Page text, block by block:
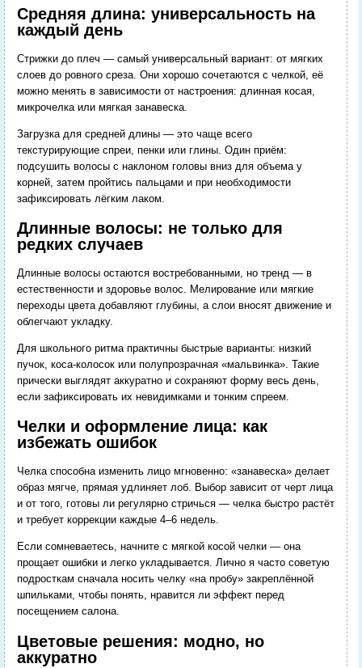
Средняя длина: универсальность на
каждый день
Стрижки до плеч — самый универсальный вариант: от мягких
слоев до ровного среза. Они хорошо сочетаются с челкой, её
можно менять в зависимости от настроения: длинная косая,
микрочелка или мягкая занавеска.
Загрузка для средней длины — это чаще всего
текстурирующие спреи, пенки или глины. Один приём:
подсушить волосы с наклоном головы вниз для объема у
корней, затем пройтись пальцами и при необходимости
зафиксировать лёгким лаком.
Длинные волосы: не только для
редких случаев
Длинные волосы остаются востребованными, но тренд — в
естественности и здоровье волос. Мелирование или мягкие
переходы цвета добавляют глубины, а слои вносят движение и
облегчают укладку.
Для школьного ритма практичны быстрые варианты: низкий
пучок, коса-колосок или полупрозрачная «мальвинка». Такие
прически выглядят аккуратно и сохраняют форму весь день,
если зафиксировать их невидимками и тонким спреем.
Челки и оформление лица: как
избежать ошибок
Челка способна изменить лицо мгновенно: «занавеска» делает
образ мягче, прямая удлиняет лоб. Выбор зависит от черт лица
и от того, готовы ли регулярно стричься — челка быстро растёт
и требует коррекции каждые 4–6 недель.
Если сомневаетесь, начните с мягкой косой челки — она
прощает ошибки и легко укладывается. Лично я часто советую
подросткам сначала носить челку «на пробу» закреплённой
шпильками, чтобы понять, нравится ли эффект перед
посещением салона.
Цветовые решения: модно, но
аккуратно